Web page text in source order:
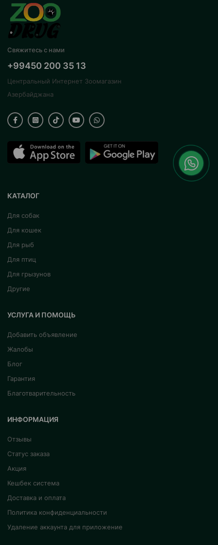
Свяжитесь с нами
+99450 200 35 13
Центральный Интернет Зоомагазин
Азербайджана
КАТАЛОГ
Для собак
Для кошек
Для рыб
Для птиц
Для грызунов
Другие
УСЛУГА И ПОМОЩЬ
Добавить объявление
Жалобы
Блог
Гарантия
Благотварительность
ИНФОРМАЦИЯ
Отзывы
Статус заказа
Акция
Кешбек система
Доставка и оплата
Политика конфиденциальности
Удаление аккаунта для приложение